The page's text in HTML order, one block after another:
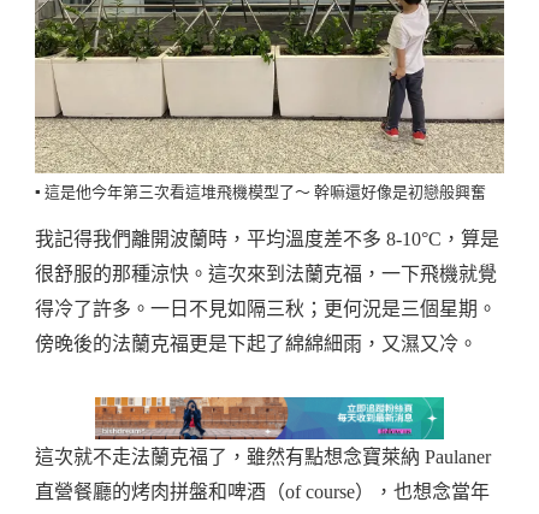
▪️ 這是他今年第三次看這堆飛機模型了～ 幹嘛還好像是初戀般興奮
我記得我們離開波蘭時，平均溫度差不多 8-10°C，算是
很舒服的那種涼快。這次來到法蘭克福，一下飛機就覺
得冷了許多。一日不見如隔三秋；更何況是三個星期。
傍晚後的法蘭克福更是下起了綿綿細雨，又濕又冷。
這次就不走法蘭克福了，雖然有點想念寶萊納 Paulaner
直營餐廳的烤肉拼盤和啤酒（of course），也想念當年